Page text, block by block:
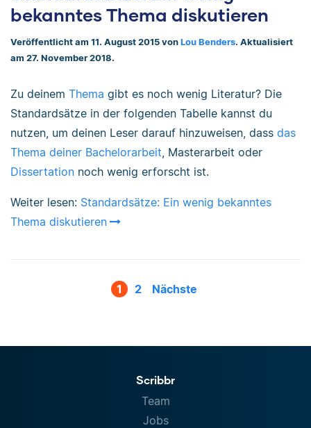
bekanntes Thema diskutieren
Veröffentlicht am 11. August 2015 von Lou Benders. Aktualisiert
am 27. November 2018.
Zu deinem Thema gibt es noch wenig Literatur? Die
Standardsätze in der folgenden Tabelle kannst du
nutzen, um deinen Leser darauf hinzuweisen, dass das
Thema deiner Bachelorarbeit , Masterarbeit oder
Dissertation noch wenig erforscht ist.
Weiter lesen: Standardsätze: Ein wenig bekanntes
Thema diskutieren
1 2 Nächste
Scribbr
Team
Jobs